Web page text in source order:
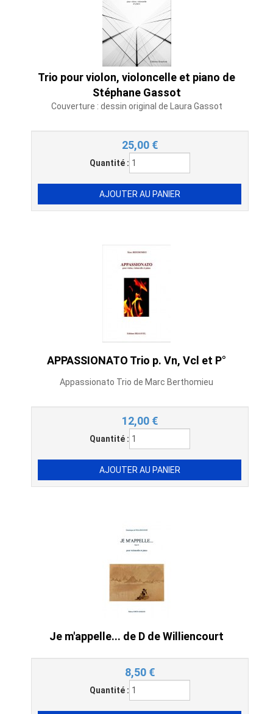
Trio pour violon, violoncelle et piano de
Stéphane Gassot
Couverture : dessin original de Laura Gassot
25,00 €
Quantité :
APPASSIONATO Trio p. Vn, Vcl et P°
Appassionato Trio de Marc Berthomieu
12,00 €
Quantité :
Je m'appelle... de D de Williencourt
8,50 €
Quantité :